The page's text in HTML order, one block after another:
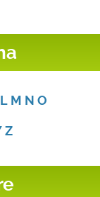
L M N O
Z